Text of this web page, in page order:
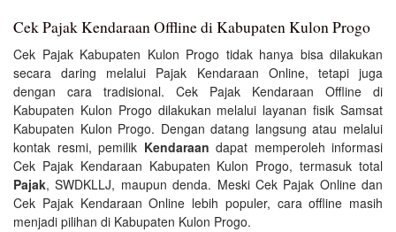
Cek Pajak Kendaraan Offline di Kabupaten Kulon Progo
Cek Pajak Kabupaten Kulon Progo tidak hanya bisa dilakukan
secara daring melalui Pajak Kendaraan Online, tetapi juga
dengan cara tradisional. Cek Pajak Kendaraan Offline di
Kabupaten Kulon Progo dilakukan melalui layanan fisik Samsat
Kabupaten Kulon Progo. Dengan datang langsung atau melalui
kontak resmi, pemilik Kendaraan dapat memperoleh informasi
Cek Pajak Kendaraan Kabupaten Kulon Progo, termasuk total
Pajak, SWDKLLJ, maupun denda. Meski Cek Pajak Online dan
Cek Pajak Kendaraan Online lebih populer, cara offline masih
menjadi pilihan di Kabupaten Kulon Progo.